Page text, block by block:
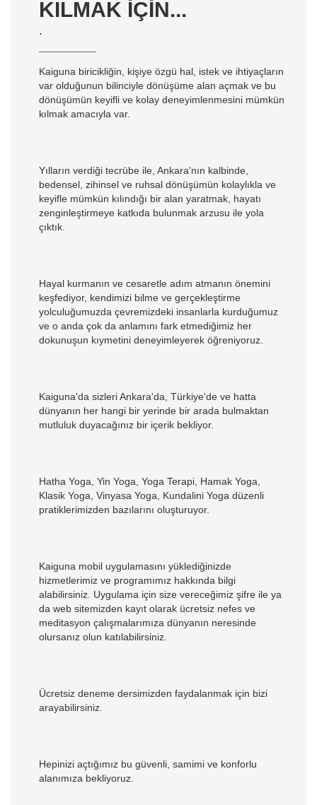
KILMAK IÇIN...
.
Kaiguna biricikliğin, kişiye özgü hal, istek ve ihtiyaçların
var olduğunun bilinciyle dönüşüme alan açmak ve bu
dönüşümün keyifli ve kolay deneyimlenmesini mümkün
kılmak amacıyla var.
Yılların verdiği tecrübe ile, Ankara'nın kalbinde,
bedensel, zihinsel ve ruhsal dönüşümün kolaylıkla ve
keyifle mümkün kılındığı bir alan yaratmak, hayatı
zenginleştirmeye katkıda bulunmak arzusu ile yola
çıktık.
Hayal kurmanın ve cesaretle adım atmanın önemini
keşfediyor, kendimizi bilme ve gerçekleştirme
yolculuğumuzda çevremizdeki insanlarla kurduğumuz
ve o anda çok da anlamını fark etmediğimiz her
dokunuşun kıymetini deneyimleyerek öğreniyoruz.
Kaiguna'da sizleri Ankara'da, Türkiye'de ve hatta
dünyanın her hangi bir yerinde bir arada bulmaktan
mutluluk duyacağınız bir içerik bekliyor.
Hatha Yoga, Yin Yoga, Yoga Terapi, Hamak Yoga,
Klasik Yoga, Vinyasa Yoga, Kundalini Yoga düzenli
pratiklerimizden bazılarını oluşturuyor.
Kaiguna mobil uygulamasını yüklediğinizde
hizmetlerimiz ve programımız hakkında bilgi
alabilirsiniz. Uygulama için size vereceğimiz şifre ile ya
da web sitemizden kayıt olarak ücretsiz nefes ve
meditasyon çalışmalarımıza dünyanın neresinde
olursanız olun katılabilirsiniz.
Ücretsiz deneme dersimizden faydalanmak için bizi
arayabilirsiniz.
Hepinizi açtığımız bu güvenli, samimi ve konforlu
alanımıza bekliyoruz.